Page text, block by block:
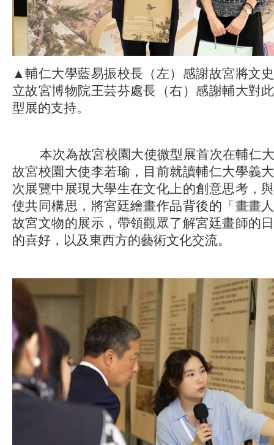
▲輔仁大學藍易振校長（左）感謝故宮將文
立故宮博物院王芸芬處長（右）感謝輔大對
型展的支持。
本次為故宮校園大使微型展首次在輔仁大
故宮校園大使李若瑜，目前就讀輔仁大學義
次展覽中展現大學生在文化上的創意思考，
使共同構思，將宮廷繪畫作品背後的「畫畫
故宮文物的展示，帶領觀眾了解宮廷畫師的
的喜好，以及東西方的藝術文化交流。